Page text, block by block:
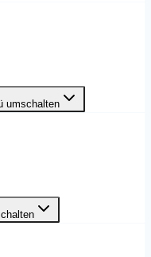
umschalten